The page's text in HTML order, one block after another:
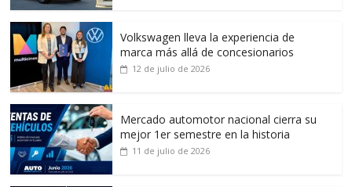
Volkswagen lleva la experiencia de
marca más allá de concesionarios
12 de julio de 2026
Mercado automotor nacional cierra su
mejor 1er semestre en la historia
11 de julio de 2026